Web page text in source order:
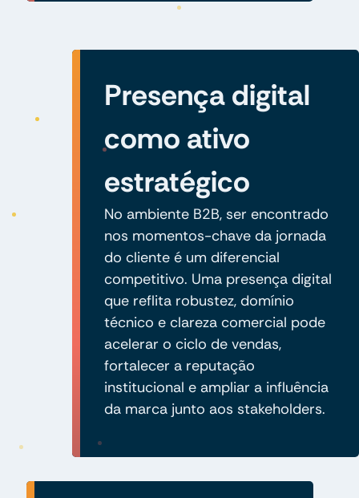
Presença digital
como ativo
estratégico
No ambiente B2B, ser encontrado
nos momentos-chave da jornada
do cliente é um diferencial
competitivo. Uma presença digital
que reflita robustez, domínio
técnico e clareza comercial pode
acelerar o ciclo de vendas,
fortalecer a reputação
institucional e ampliar a influência
da marca junto aos stakeholders.